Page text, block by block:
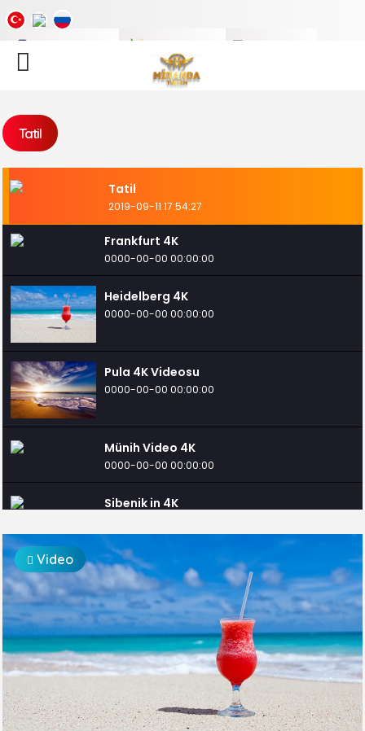
Tatil
Tatil
2019-09-11 17:54:27
Frankfurt 4K
0000-00-00 00:00:00
Heidelberg 4K
0000-00-00 00:00:00
Pula 4K Videosu
0000-00-00 00:00:00
Münih Video 4K
0000-00-00 00:00:00
Sibenik in 4K
Graz Gezilecek Yerler
0000-00-00 00:00:00
Video